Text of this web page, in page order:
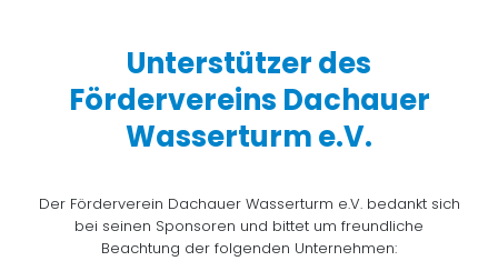
Unterstützer des
Fördervereins Dachauer
Wasserturm e.V.
Der Förderverein Dachauer Wasserturm e.V. bedankt sich
bei seinen Sponsoren und bittet um freundliche
Beachtung der folgenden Unternehmen: